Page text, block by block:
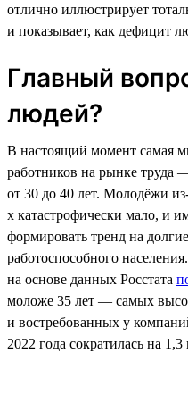
отлично иллюстрирует
и показывает, как дефицит
Главный
людей?
В настоящий момент самая
работников на рынке труда
от 30 до 40 лет. Молодёжи
х катастрофически мало, и
формировать тренд на
работоспособного
на основе данных Росстата
моложе 35 лет — самых
и востребованных у
2022 года сократилась на